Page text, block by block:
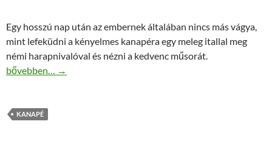
Egy hosszú nap után az embernek általában nincs más vágya,
mint lefeküdni a kényelmes kanapéra egy meleg itallal meg
némi harapnivalóval és nézni a kedvenc műsorát.
Kanapék széles választékban
bővebben… →
KANAPÉ